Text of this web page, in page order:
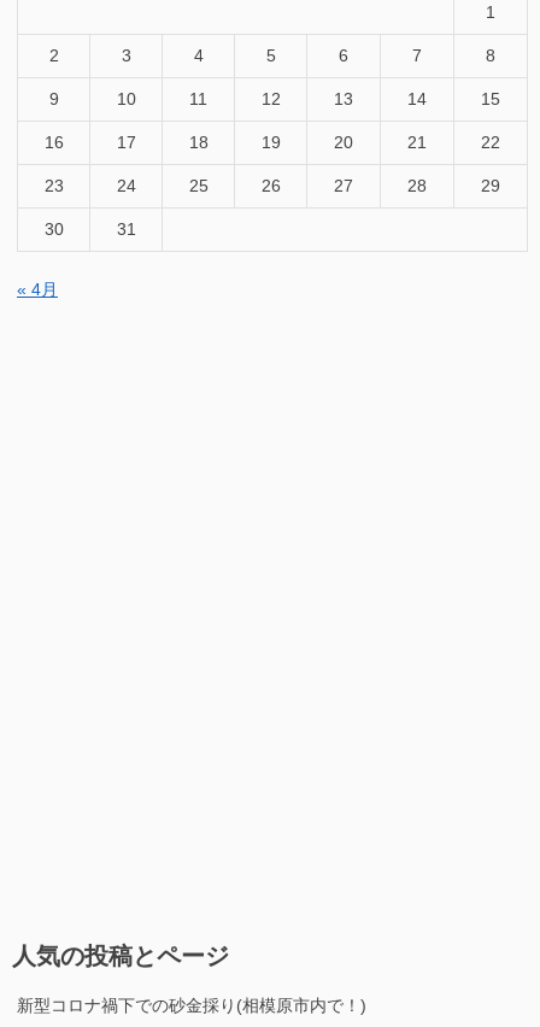
1
2 3 4 5 6 7 8
9 10 11 12 13 14 15
16 17 18 19 20 21 22
23 24 25 26 27 28 29
30 31
« 4月
人気の投稿とページ
新型コロナ禍下での砂金採り(相模原市内で！)